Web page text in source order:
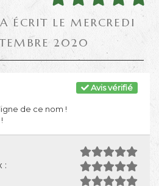
A ÉCRIT LE MERCREDI
2020
Avis vérifié
de ce nom !
: